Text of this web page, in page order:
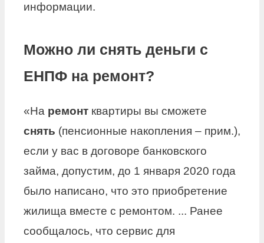
информации.
Можно ли снять деньги с
ЕНПФ на ремонт?
«На ремонт квартиры вы сможете
снять (пенсионные накопления – прим.),
если у вас в договоре банковского
займа, допустим, до 1 января 2020 года
было написано, что это приобретение
жилища вместе с ремонтом. ... Ранее
сообщалось, что сервис для